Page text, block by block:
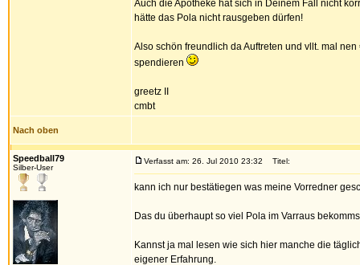
Auch die Apotheke hat sich in Deinem Fall nicht
hätte das Pola nicht rausgeben dürfen!
Also schön freundlich da Auftreten und vllt. mal
spendieren
greetz II
cmbt
Nach oben
Speedball79
Silber-User
Verfasst am: 26. Jul 2010 23:32 Titel:
kann ich nur bestätiegen was meine Vorredner
Das du überhaupt so viel Pola im Varraus
Kannst ja mal lesen wie sich hier manche die
eigener Erfahrung.